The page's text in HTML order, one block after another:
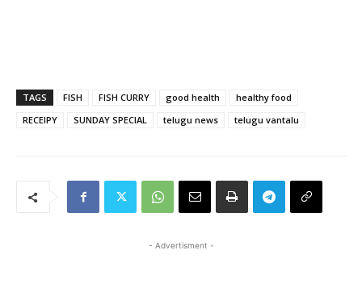
TAGS FISH FISH CURRY good health
healthy food
RECEIPY
SUNDAY SPECIAL telugu news telugu vantalu
- Advertisment -